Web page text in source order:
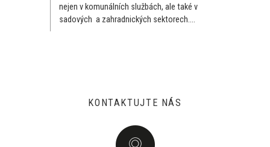
nejen v komunálních službách, ale také v
sadových a zahradnických sektorech....
KONTAKTUJTE NÁS